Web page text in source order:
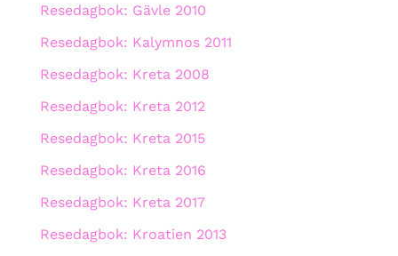
Resedagbok: Gävle 2010
Resedagbok: Kalymnos 2011
Resedagbok: Kreta 2008
Resedagbok: Kreta 2012
Resedagbok: Kreta 2015
Resedagbok: Kreta 2016
Resedagbok: Kreta 2017
Resedagbok: Kroatien 2013